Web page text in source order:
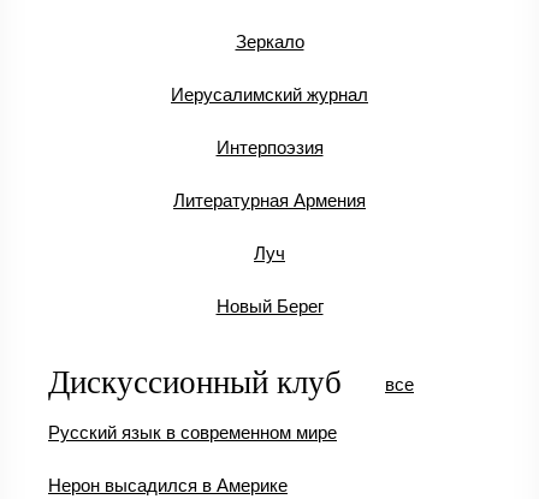
Зеркало
Иерусалимский журнал
Интерпоэзия
Литературная Армения
Луч
Новый Берег
Дискуссионный клуб
Русский язык в современном мире
Нерон высадился в Америке
все